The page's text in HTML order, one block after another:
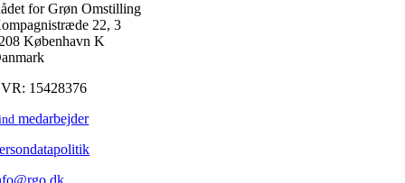
for Grøn Omstilling
22, 3
København K
15428376
medarbejder